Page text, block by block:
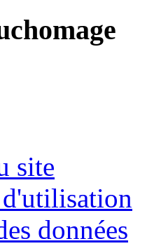
site
données